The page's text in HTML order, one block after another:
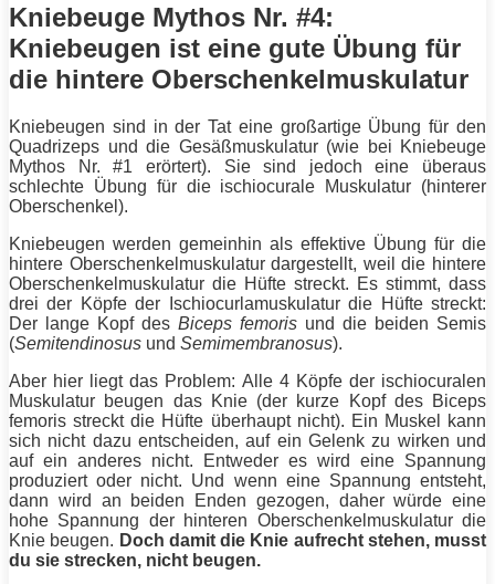
Kniebeuge Mythos Nr. #4:
Kniebeugen ist eine gute Übung für
die hintere Oberschenkelmuskulatur
Kniebeugen sind in der Tat eine großartige Übung für den
Quadrizeps und die Gesäßmuskulatur (wie bei Kniebeuge
Mythos Nr. #1 erörtert). Sie sind jedoch eine überaus
schlechte Übung für die ischiocurale Muskulatur (hinterer
Oberschenkel).
Kniebeugen werden gemeinhin als effektive Übung für die
hintere Oberschenkelmuskulatur dargestellt, weil die hintere
Oberschenkelmuskulatur die Hüfte streckt. Es stimmt, dass
drei der Köpfe der Ischiocurlamuskulatur die Hüfte streckt:
Der lange Kopf des Biceps femoris und die beiden Semis
(Semitendinosus und Semimembranosus).
Aber hier liegt das Problem: Alle 4 Köpfe der ischiocuralen
Muskulatur beugen das Knie (der kurze Kopf des Biceps
femoris streckt die Hüfte überhaupt nicht). Ein Muskel kann
sich nicht dazu entscheiden, auf ein Gelenk zu wirken und
auf ein anderes nicht. Entweder es wird eine Spannung
produziert oder nicht. Und wenn eine Spannung entsteht,
dann wird an beiden Enden gezogen, daher würde eine
hohe Spannung der hinteren Oberschenkelmuskulatur die
Knie beugen. Doch damit die Knie aufrecht stehen, musst
du sie strecken, nicht beugen.